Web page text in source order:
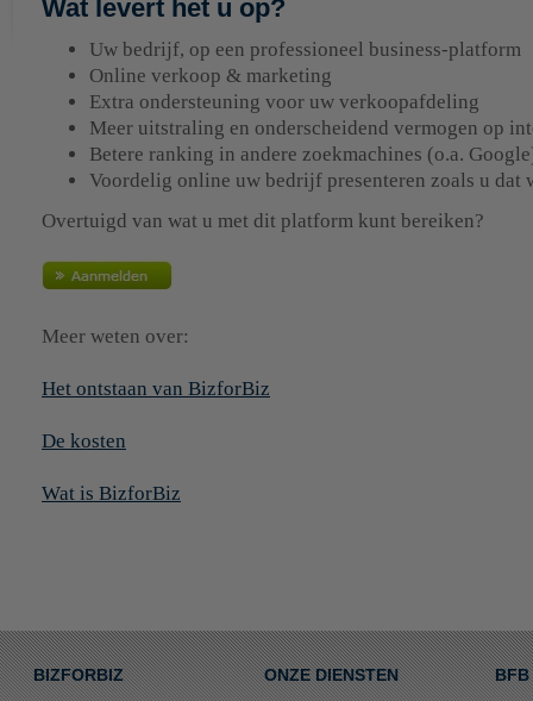
Wat levert het u op?
Uw bedrijf, op een professioneel business-platform
Online verkoop & marketing
Extra ondersteuning voor uw verkoopafdeling
Meer uitstraling en onderscheidend vermogen op
Betere ranking in andere zoekmachines (o.a.
Voordelig online uw bedrijf presenteren zoals u dat
Overtuigd van wat u met dit platform kunt bereiken?
Meer weten over:
Het ontstaan van BizforBiz
De kosten
Wat is BizforBiz
BIZFORBIZ ONZE DIENSTEN BFB